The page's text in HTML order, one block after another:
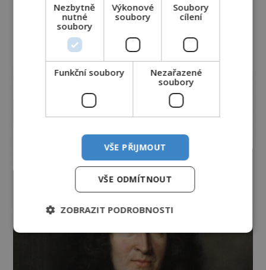
reklama
Nezbytně
nutné
soubory
Výkonové
soubory
Soubory
cílení
Funkční soubory
Nezařazené
soubory
VŠE PŘIJMOUT
VŠE ODMÍTNOUT
ZOBRAZIT PODROBNOSTI